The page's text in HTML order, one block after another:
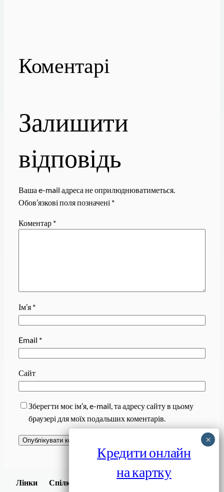
Коментарі
Залишити
відповідь
Ваша e-mail адреса не оприлюднюватиметься.
Обов’язкові поля позначені *
Коментар *
Ім’я *
Email *
Сайт
Зберегти моє ім’я, e-mail, та адресу сайту в цьому
браузері для моїх подальших коментарів.
Лінки Спілки
Завантажити
Кредити онлайн
на картку